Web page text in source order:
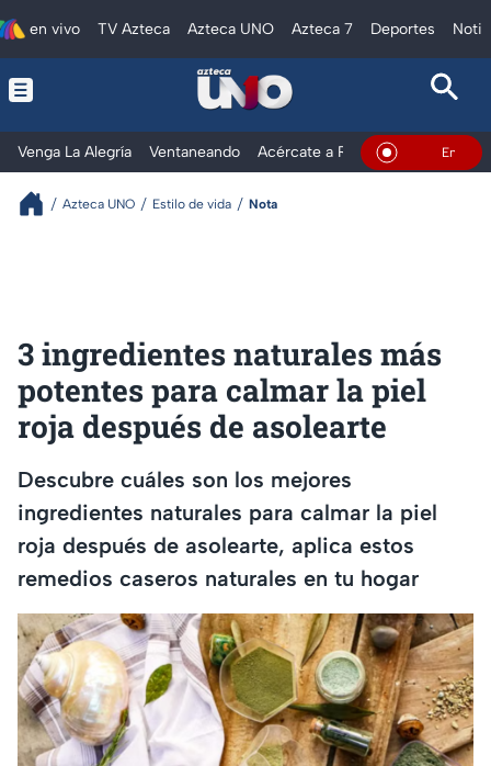
en vivo TV Azteca Azteca UNO Azteca 7 Deportes
Venga La Alegría Ventaneando Acércate a Rocío Al Extremo
En Vivo
Azteca UNO Estilo de vida Nota
3 ingredientes naturales más
potentes para calmar la piel
roja después de asolearte
Descubre cuáles son los mejores
ingredientes naturales para calmar la piel
roja después de asolearte, aplica estos
remedios caseros naturales en tu hogar